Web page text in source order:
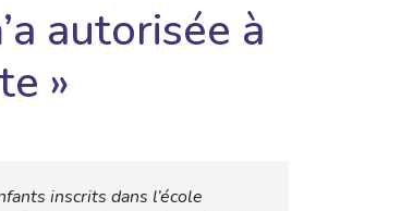
autorisée à
»
inscrits dans l’école